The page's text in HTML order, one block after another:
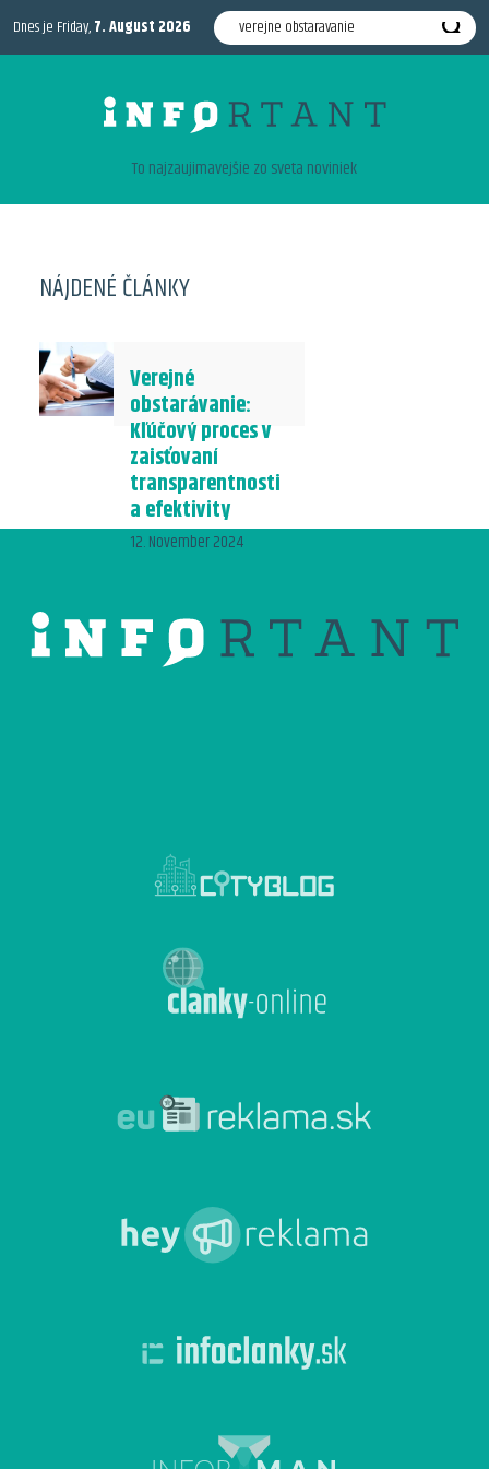
Dnes je Friday,7. August 2026
To najzaujimavejšie zo sveta noviniek
NÁJDENÉ ČLÁNKY
Verejné
obstarávanie:
Kľúčový proces v
zaisťovaní
transparentnosti
a efektivity
12. November 2024
znalosti, ale aj detailné
pochopenie legislatívy a
transparentného postupu